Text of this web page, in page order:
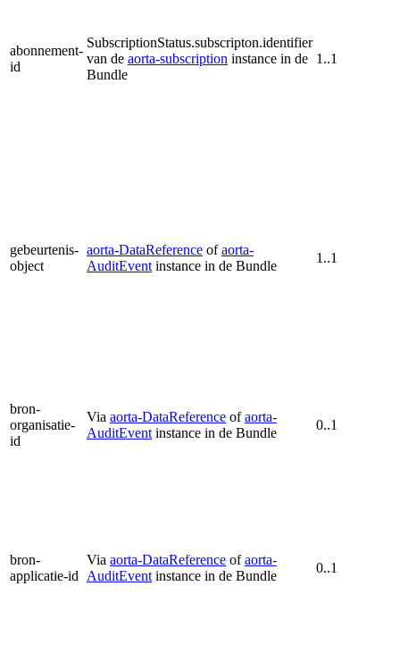
abonnement-
id
SubscriptionStatus.subscripton.identifier
van de aorta-subscription instance in de
Bundle
1..1
gebeurtenis-
object
aorta-DataReference ofaorta-
AuditEvent instance in de Bundle
1..1
bron-
organisatie-
id
Via aorta-DataReference ofaorta-
AuditEvent instance in de Bundle
0..1
bron-
applicatie-id
Via aorta-DataReference ofaorta-
AuditEvent instance in de Bundle
0..1